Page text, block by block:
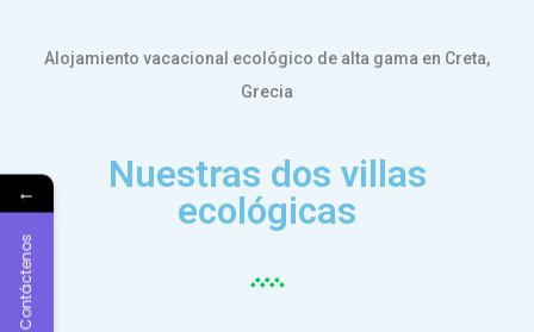
Alojamiento vacacional ecológico de alta gama en Creta,
Grecia
Nuestras dos villas
ecológicas
←
Contáctenos